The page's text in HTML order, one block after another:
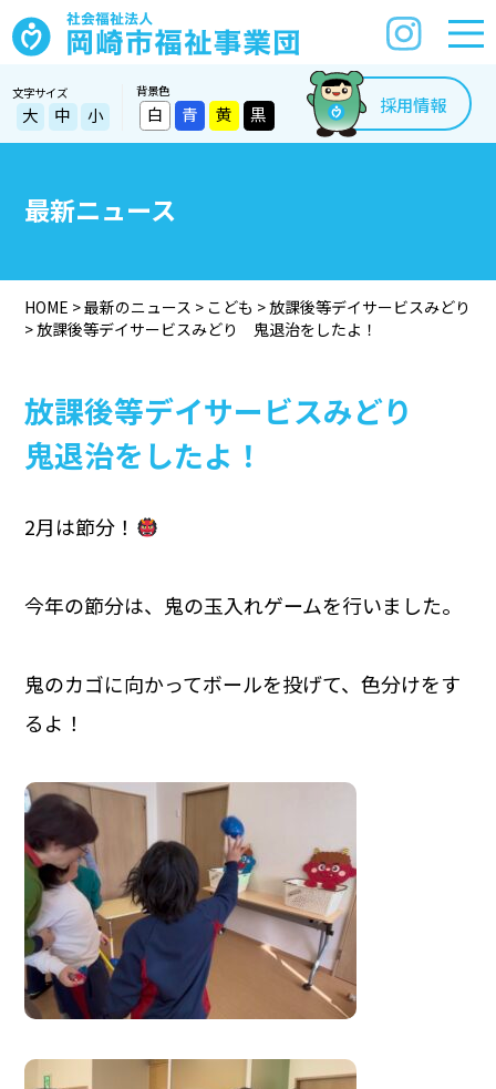
文字サイズ
大 中 小
背景色
白 青 黄 黒 採用情報
最新ニュース
HOME >最新のニュース > こども >放課後等デイサービスみどり
>放課後等デイサービスみどり 鬼退治をしたよ！
放課後等デイサービスみどり
鬼退治をしたよ！
2月は節分！
今年の節分は、鬼の玉入れゲームを行いました。
鬼のカゴに向かってボールを投げて、色分けをす
るよ！